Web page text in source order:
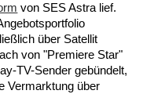
von SES Astra lief.
über Satellit
von "Premiere Star"
TV-Sender gebündelt,
Vermarktung über